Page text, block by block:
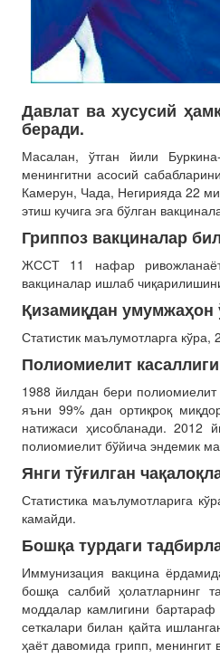
Давлат ва хусусий
беради.
Масалан, ўтган йили
менингитни асосий
Камерун, Чада, Негирияда 22
этиш кучига эга бўлган
Гриппоз вакциналар
ЖССТ 11 нафар
вакциналар ишлаб
Қизамиқдан
Статистик маълумотларга
Полиомиелит
1988 йилдан бери полиомиелит
яъни 99% дан ортиқроқ
натижаси ҳисобланади. 2012
полиомиелит бўйича эндемик
Янги тўғилган
Статистика маълумотларига
камайди.
Бошқа турдаги
Иммунизация вакцина
бошқа салбий ҳолатларнинг
моддалар камлигини бартараф
сеткалари билан қайта
ҳаёт давомида грипп, менингит